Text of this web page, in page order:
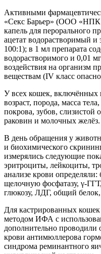
Активными
«Секс Барьер» (ООО
капель для перорального
ацетат водорастворимый
100:1); в 1 мл препарата
водорастворимого и 0,01
воздействия на организм
веществам (IV класс
У всех кошек, включённых
возраст, порода, масса
покрова, зубов,
раковин и молочных желёз.
В день обращения у
и биохимического
измерялись следующие
эритроциты, лейкоциты,
анализе крови
щелочную фосфатазу, γ-
глюкозу, ЛДГ, общий белок,
Для кастрированных
методом ИФА с
дополнительно проводили
крови антимюллерова
синдрома реминантного